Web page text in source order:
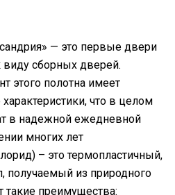
— это первые двери
виду сборных дверей.
этого полотна имеет
что в целом
в надежной ежедневной
многих лет
– это термопластичный,
получаемый из природного
преимущества: